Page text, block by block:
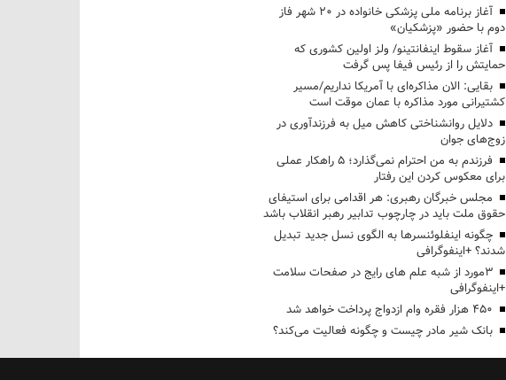
آغاز برنامه ملی پزشکی خانواده در ۲۰ شهر فاز
دوم با حضور «پزشکیان»
آغاز سقوط اینفانتینو/ ولز اولین کشوری که
حمایتش را از رئیس فیفا پس گرفت
بقایی: الان مذاکره‌ای با آمریکا نداریم/مسیر
کشتیرانی مورد مذاکره با عمان موقت است
دلایل روانشناختی کاهش میل به فرزندآوری در
زوج‌های جوان
فرزندم به من احترام نمی‌گذارد؛ ۵ راهکار عملی
برای معکوس کردن این رفتار
مجلس خبرگان رهبری: هر اقدامی برای استیفای
حقوق ملت باید در چارچوب تدابیر رهبر انقلاب باشد
چگونه اینفلوئنسرها به الگوی نسل جدید تبدیل
شدند؟ +اینفوگرافی
3مورد از شبه علم های رایج در صفحات سلامت
+اینفوگرافی
۴۵۰ هزار فقره وام ازدواج پرداخت خواهد شد
بانک شیر مادر چیست و چگونه فعالیت می‌کند؟